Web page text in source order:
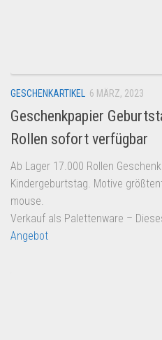
GESCHENKARTIKEL 6 MÄRZ, 2023
Geschenkpapier
Rollen sofort verfügbar
Ab Lager 17.000 Rollen
Kindergeburtstag. Motive
mouse.
Verkauf als Palettenware –
Angebot